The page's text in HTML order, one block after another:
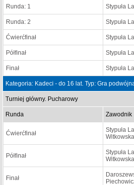
Runda: 1 Stypuła
Runda: 2 Stypuła
Ćwierćfinał Stypuła
Półfinał Stypuła
Finał Stypuła
Kategoria: Kadeci - do 16 lat. Typ: Gra
Turniej główny. Pucharowy
Runda Zawodnik
Ćwierćfinał
Stypuła
Półfinał
Stypuła
Finał